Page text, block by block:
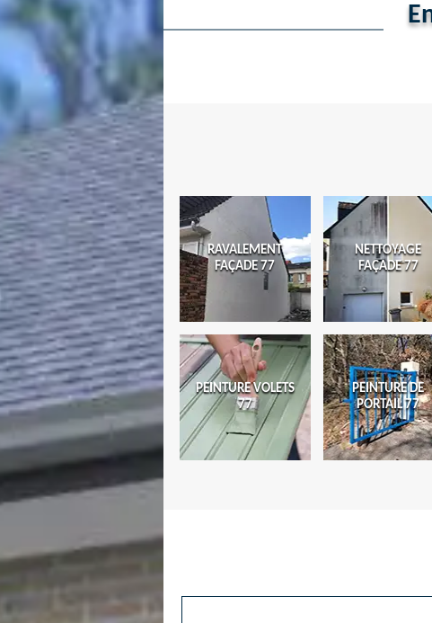
RAVALEMENT
FAÇADE 77
NETTOYAGE
FAÇADE 77
PEINTURE VOLETS
77
PEINTURE DE
PORTAIL 77